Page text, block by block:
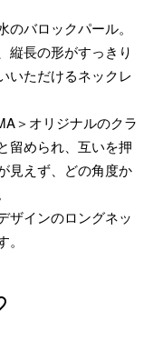
バロックパール。
縦長の形がすっきり
いただけるネックレ
＞オリジナルのクラ
留められ、互いを押
見えず、どの角度か
ザインのロングネッ